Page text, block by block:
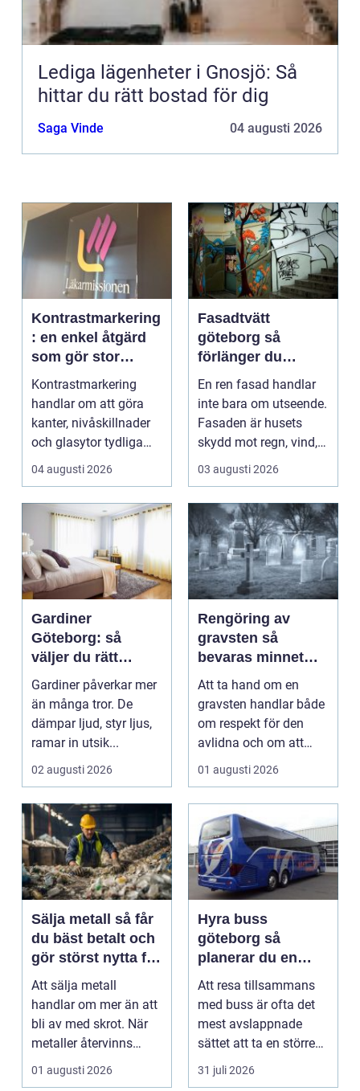
Lediga lägenheter i Gnosjö: Så
hittar du rätt bostad för dig
Saga Vinde 04 augusti 2026
Kontrastmarkering
: en enkel åtgärd
som gör stor
skillnad
Kontrastmarkering
handlar om att göra
kanter, nivåskillnader
och glasytor tydliga
med hj&...
04 augusti 2026
Fasadtvätt
göteborg så
förlänger du
fasadens livslängd
En ren fasad handlar
inte bara om utseende.
Fasaden är husets
skydd mot regn, vind,
avgaser och påvä...
03 augusti 2026
Gardiner
Göteborg: så
väljer du rätt
gardiner för hem
och offentlig miljö
Gardiner påverkar mer
än många tror. De
dämpar ljud, styr ljus,
ramar in utsik...
02 augusti 2026
Rengöring av
gravsten så
bevaras minnet
och stenen håller
längre
Att ta hand om en
gravsten handlar både
om respekt för den
avlidna och om att
bevara en viktig plats...
01 augusti 2026
Sälja metall så får
du bäst betalt och
gör störst nytta för
miljön
Att sälja metall
handlar om mer än att
bli av med skrot. När
metaller återvinns
sparas stora
mängder...
01 augusti 2026
Hyra buss
göteborg så
planerar du en
trygg och smidig
gruppresa
Att resa tillsammans
med buss är ofta det
mest avslappnade
sättet att ta en större
grupp från punkt ...
31 juli 2026